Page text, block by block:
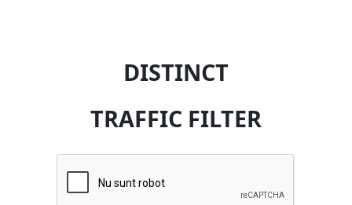
DISTINCT
TRAFFIC FILTER